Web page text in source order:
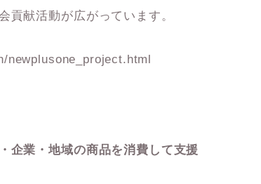
貢献活動が広がっています。
企業・地域の商品を消費して支援